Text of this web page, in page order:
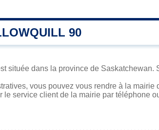
90
située dans la province de
vous pouvez vous rendre à la
le service client de la mairie par téléphone